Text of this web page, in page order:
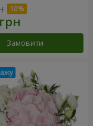
Замовити